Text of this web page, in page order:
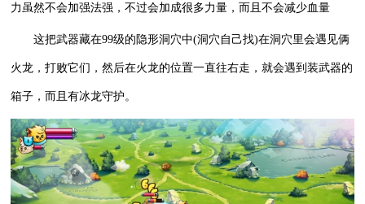
力虽然不会加强法强，不过会加成很多力量，而且不会减少血量
这把武器藏在99级的隐形洞穴中(洞穴自己找)在洞穴里会遇见俩
火龙，打败它们，然后在火龙的位置一直往右走，就会遇到装武器的
箱子，而且有冰龙守护。